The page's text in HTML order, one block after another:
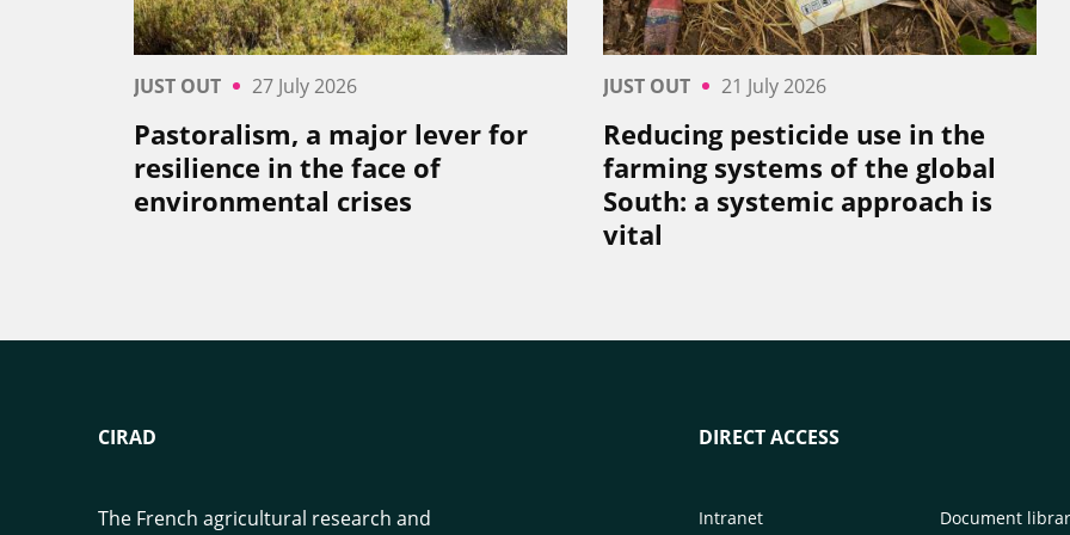
JUST OUT 27 July 2026
Pastoralism, a major lever for
resilience in the face of
environmental crises
JUST OUT 21 July 2026
Reducing pesticide use in the
farming systems of the global
South: a systemic approach is
vital
CIRAD
The French agricultural research and
DIRECT ACCESS
Intranet Document